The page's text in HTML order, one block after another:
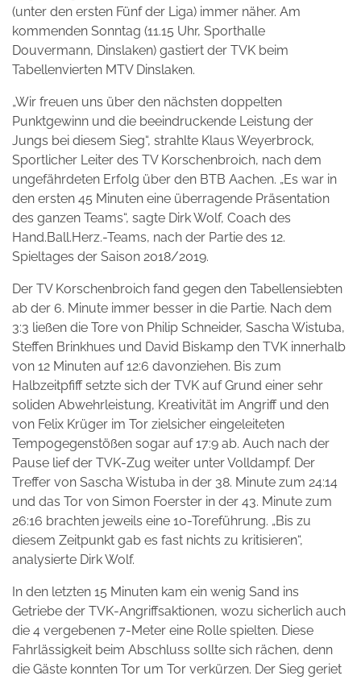
(unter den ersten Fünf der Liga) immer näher. Am
kommenden Sonntag (11.15 Uhr, Sporthalle
Douvermann, Dinslaken) gastiert der TVK beim
Tabellenvierten MTV Dinslaken.
„Wir freuen uns über den nächsten doppelten
Punktgewinn und die beeindruckende Leistung der
Jungs bei diesem Sieg“, strahlte Klaus Weyerbrock,
Sportlicher Leiter des TV Korschenbroich, nach dem
ungefährdeten Erfolg über den BTB Aachen. „Es war in
den ersten 45 Minuten eine überragende Präsentation
des ganzen Teams“, sagte Dirk Wolf, Coach des
Hand.Ball.Herz.-Teams, nach der Partie des 12.
Spieltages der Saison 2018/2019.
Der TV Korschenbroich fand gegen den Tabellensiebten
ab der 6. Minute immer besser in die Partie. Nach dem
3:3 ließen die Tore von Philip Schneider, Sascha Wistuba,
Steffen Brinkhues und David Biskamp den TVK innerhalb
von 12 Minuten auf 12:6 davonziehen. Bis zum
Halbzeitpfiff setzte sich der TVK auf Grund einer sehr
soliden Abwehrleistung, Kreativität im Angriff und den
von Felix Krüger im Tor zielsicher eingeleiteten
Tempogegenstößen sogar auf 17:9 ab. Auch nach der
Pause lief der TVK-Zug weiter unter Volldampf. Der
Treffer von Sascha Wistuba in der 38. Minute zum 24:14
und das Tor von Simon Foerster in der 43. Minute zum
26:16 brachten jeweils eine 10-Toreführung. „Bis zu
diesem Zeitpunkt gab es fast nichts zu kritisieren“,
analysierte Dirk Wolf.
In den letzten 15 Minuten kam ein wenig Sand ins
Getriebe der TVK-Angriffsaktionen, wozu sicherlich auch
die 4 vergebenen 7-Meter eine Rolle spielten. Diese
Fahrlässigkeit beim Abschluss sollte sich rächen, denn
die Gäste konnten Tor um Tor verkürzen. Der Sieg geriet